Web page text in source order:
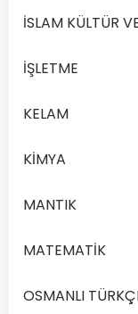
A
mesajlar
gönderildiği
Kerim’in
İSLAM KÜLTÜR
İŞLETME
KELAM
KİMYA
MANTIK
MATEMATİK
OSMANLI